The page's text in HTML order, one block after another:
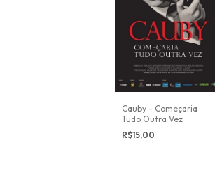
Cauby - Começaria
Tudo Outra Vez
R$15,00